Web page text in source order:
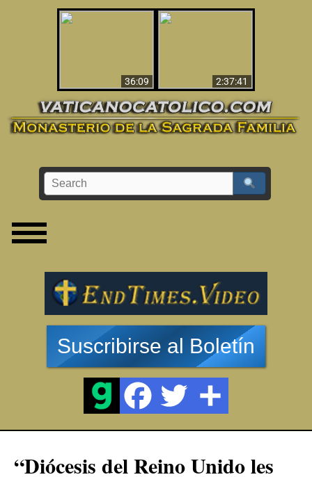
36:09
2:37:41
Suscribirse al Boletín
“Diócesis del Reino Unido les